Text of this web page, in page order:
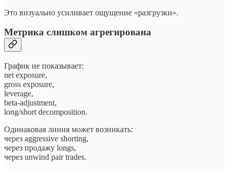
Это визуально усиливает ощущение «разгрузки».
Метрика слишком агрегирована
График не показывает:
net exposure,
gross exposure,
leverage,
beta-adjustment,
long/short decomposition.
Одинаковая линия может возникать:
через aggressive shorting,
через продажу longs,
через unwind pair trades.